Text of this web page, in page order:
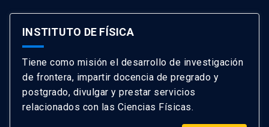
INSTITUTO DE FÍSICA
Tiene como misión el desarrollo de investigación
de frontera, impartir docencia de pregrado y
postgrado, divulgar y prestar servicios
relacionados con las Ciencias Físicas.